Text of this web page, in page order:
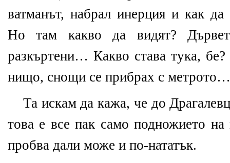
ватманът, набрал инерция и как да
Но там какво да видят?
разкъртени… Какво става тука,
нищо, снощи се прибрах с метрото…
Та искам да кажа, че до
това е все пак само подножието на
пробва дали може и по-нататък.